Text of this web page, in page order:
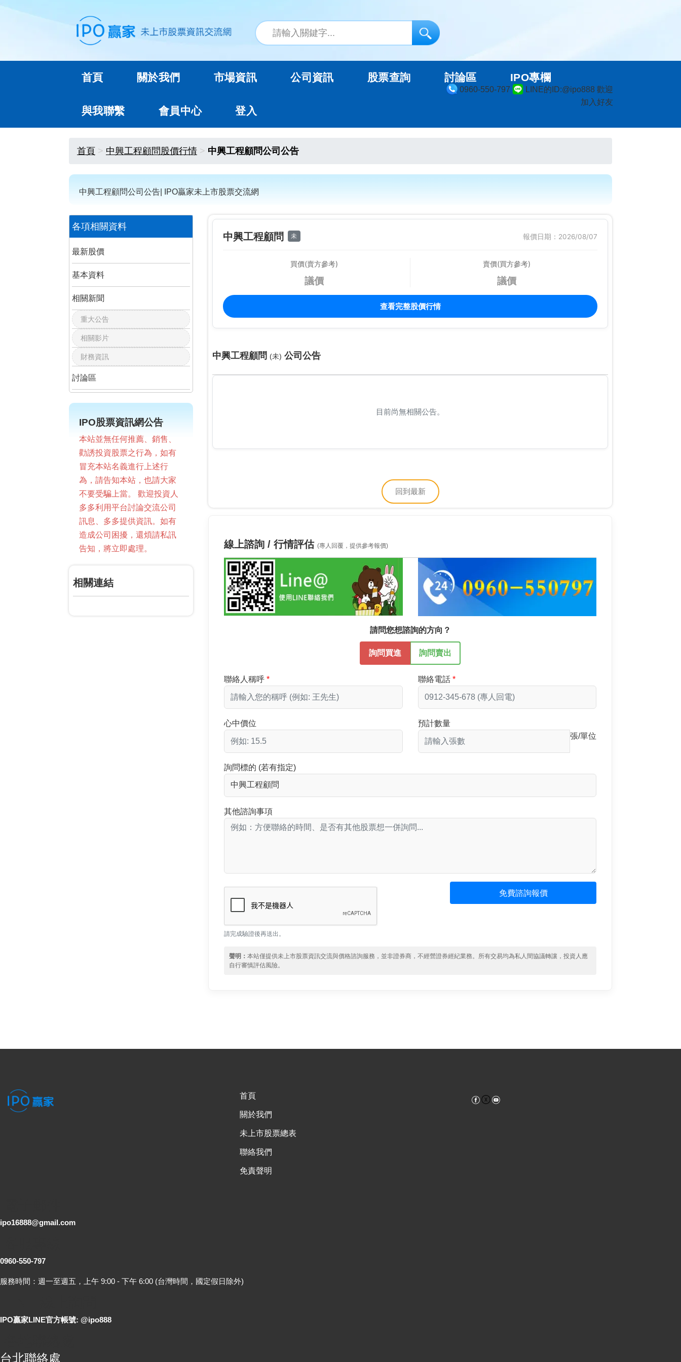
0960-550-797
LINE的ID:@ipo888 歡迎
加入好友
首頁 關於我們 市場資訊 公司資訊 股票查詢 討論區 IPO專欄
與我聯繫 會員中心 登入
首頁 中興工程顧問股價行情 中興工程顧問公司公告
中興工程顧問公司公告| IPO贏家未上市股票交流網
各項相關資料
最新股價
基本資料
相關新聞
重大公告
相關影片
財務資訊
討論區
IPO股票資訊網公告
本站並無任何推薦、銷售、
勸誘投資股票之行為，如有
冒充本站名義進行上述行
為，請告知本站，也請大家
不要受騙上當。 歡迎投資人
多多利用平台討論交流公司
訊息、多多提供資訊。如有
造成公司困擾，還煩請私訊
告知，將立即處理。
相關連結
中興工程顧問 未 報價日期：2026/08/07
買價(賣方參考)
議價
賣價(買方參考)
議價
查看完整股價行情
中興工程顧問 (未) 公司公告
目前尚無相關公告。
回到最新
線上諮詢 / 行情評估(專人回覆，提供參考報價)
請問您想諮詢的方向？
詢問買進 詢問賣出
聯絡人稱呼 聯絡電話
心中價位
預計數量
張/單位
詢問標的 (若有指定)
其他諮詢事項
請完成驗證後再送出。
免費諮詢報價
聲明：本站僅提供未上市股票資訊交流與價格諮詢服務，並非證券商，不經營證券經紀業務。所有交易均為私人間協議轉讓，投資人應
自行審慎評估風險。
首頁
關於我們
未上市股票總表
聯絡我們
免責聲明
Facebook
ipo16888@gmail.com
0960-550-797
服務時間：週一至週五，上午 9:00 - 下午 6:00 (台灣時間，國定假日除外)
IPO贏家LINE官方帳號: @ipo888
台北聯絡處